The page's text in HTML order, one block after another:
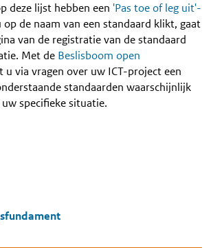
deze lijst hebben een 'Pas toe of leg uit'-
op de naam van een standaard klikt, gaat
van de registratie van de standaard
Met de Beslisboom open
u via vragen over uw ICT-project een
standaarden waarschijnlijk
specifieke situatie.